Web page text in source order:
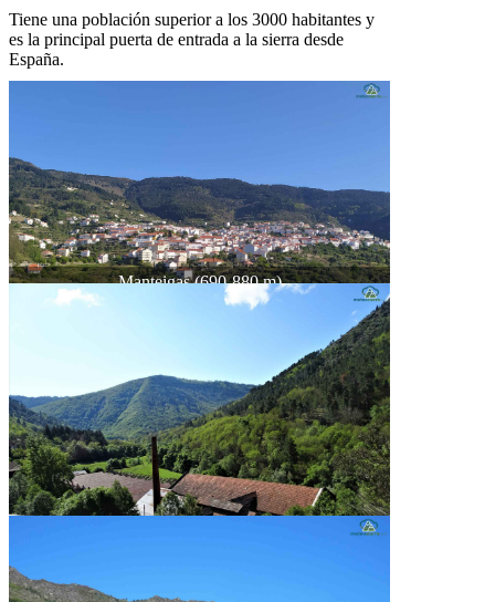
Tiene una población superior a los 3000 habitantes y
es la principal puerta de entrada a la sierra desde
España.
Manteigas (690-880 m)